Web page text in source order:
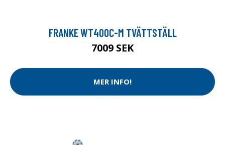
FRANKE WT400C-M TVÄTTSTÄLL
7009 SEK
MER INFO!